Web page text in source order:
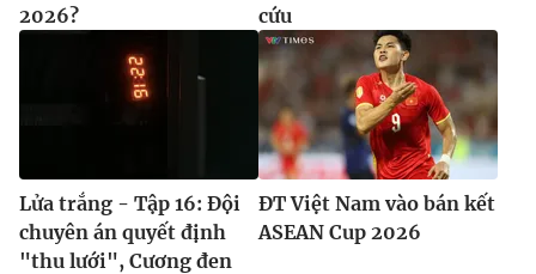
2026?
cứu
Lửa trắng - Tập 16: Đội
chuyên án quyết định
"thu lưới", Cương đen
ĐT Việt Nam vào bán kết
ASEAN Cup 2026